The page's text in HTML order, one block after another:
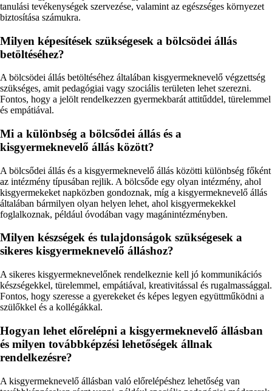
tanulási tevékenységek szervezése, valamint az egészséges környezet
biztosítása számukra.
Milyen képesítések szükségesek a bölcsödei állás
betöltéséhez?
A bölcsödei állás betöltéséhez általában kisgyermeknevelő végzettség
szükséges, amit pedagógiai vagy szociális területen lehet szerezni.
Fontos, hogy a jelölt rendelkezzen gyermekbarát attitűddel, türelemmel
és empátiával.
Mi a különbség a bölcsődei állás és a
kisgyermeknevelő állás között?
A bölcsődei állás és a kisgyermeknevelő állás közötti különbség főként
az intézmény típusában rejlik. A bölcsőde egy olyan intézmény, ahol
kisgyermekeket napközben gondoznak, míg a kisgyermeknevelő állás
általában bármilyen olyan helyen lehet, ahol kisgyermekekkel
foglalkoznak, például óvodában vagy magánintézményben.
Milyen készségek és tulajdonságok szükségesek a
sikeres kisgyermeknevelő álláshoz?
A sikeres kisgyermeknevelőnek rendelkeznie kell jó kommunikációs
készségekkel, türelemmel, empátiával, kreativitással és rugalmassággal.
Fontos, hogy szeresse a gyerekeket és képes legyen együttműködni a
szülőkkel és a kollégákkal.
Hogyan lehet előrelépni a kisgyermeknevelő állásban
és milyen továbbképzési lehetőségek állnak
rendelkezésre?
A kisgyermeknevelő állásban való előrelépéshez lehetőség van